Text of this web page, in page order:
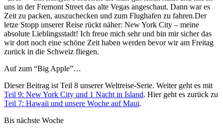
uns in der Fremont Street das alte Vegas angeschaut. Dann war es
Zeit zu packen, auszuchecken und zum Flughafen zu fahren.Der
letze Stopp unserer Reise rückt näher: New York City – meine
absolute Lieblingsstadt! Ich freue mich sehr und bin mir sicher das
wir dort noch eine schöne Zeit haben werden bevor wir am Freitag
zurück in die Schweiz fliegen.
Auf zum “Big Apple”…
Dieser Beitrag ist Teil 8 unserer Weltreise-Serie. Weiter geht es mit
Teil 9: New York City und 1 Nacht in Island. Hier geht es zurück zu
Teil 7: Hawaii und unsere Woche auf Maui.
Bis nächste Woche